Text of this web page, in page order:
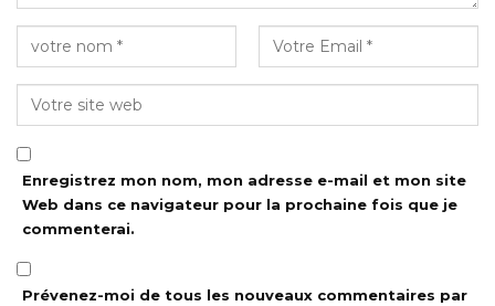
Enregistrez mon nom, mon adresse e-mail et mon site
Web dans ce navigateur pour la prochaine fois que je
commenterai.
Prévenez-moi de tous les nouveaux commentaires par